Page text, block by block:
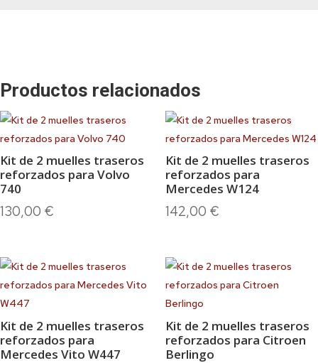
Productos relacionados
Kit de 2 muelles traseros
reforzados para Volvo
740
130,00 €
Kit de 2 muelles traseros
reforzados para
Mercedes W124
142,00 €
Kit de 2 muelles traseros
reforzados para
Mercedes Vito W447
Kit de 2 muelles traseros
reforzados para Citroen
Berlingo